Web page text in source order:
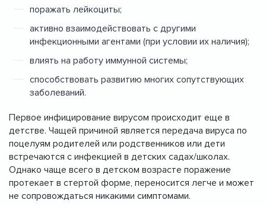
поражать лейкоциты;
активно взаимодействовать с другими
инфекционными агентами (при условии их наличия);
влиять на работу иммунной системы;
способствовать развитию многих сопутствующих
заболеваний.
Первое инфицирование вирусом происходит еще в
детстве. Чащей причиной является передача вируса по
поцелуям родителей или родственников или дети
встречаются с инфекцией в детских садах/школах.
Однако чаще всего в детском возрасте поражение
протекает в стертой форме, переносится легче и может
не сопровождаться никакими симптомами.